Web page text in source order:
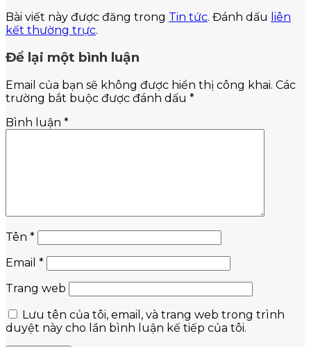
Bài viết này được đăng trong Tin tức. Đánh dấu liên
kết thường trực.
Để lại một bình luận
Email của bạn sẽ không được hiển thị công khai. Các
trường bắt buộc được đánh dấu *
Bình luận *
Tên *
Email *
Trang web
Lưu tên của tôi, email, và trang web trong trình
duyệt này cho lần bình luận kế tiếp của tôi.